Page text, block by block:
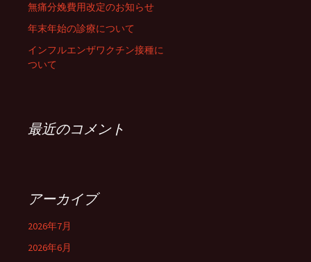
無痛分娩費用改定のお知らせ
年末年始の診療について
インフルエンザワクチン接種に
ついて
最近のコメント
アーカイブ
2026年7月
2026年6月